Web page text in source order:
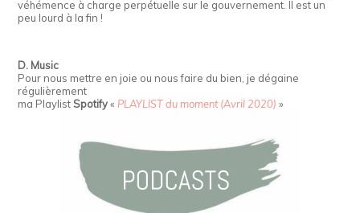
véhémence à charge perpétuelle sur le gouvernement. Il est un
peu lourd à la fin !
D. Music
Pour nous mettre en joie ou nous faire du bien, je dégaine
régulièrement
ma PlaylistSpotify« PLAYLIST du moment (Avril 2020) »